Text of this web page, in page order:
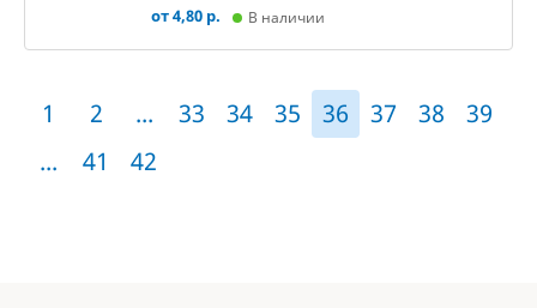
от 4,80 р.
В наличии
1 2 ... 33 34 35 36 37 38
39
...
41 42